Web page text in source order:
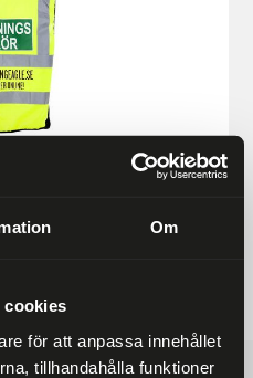
Om
cookies
för att anpassa innehållet
tillhandahålla funktioner